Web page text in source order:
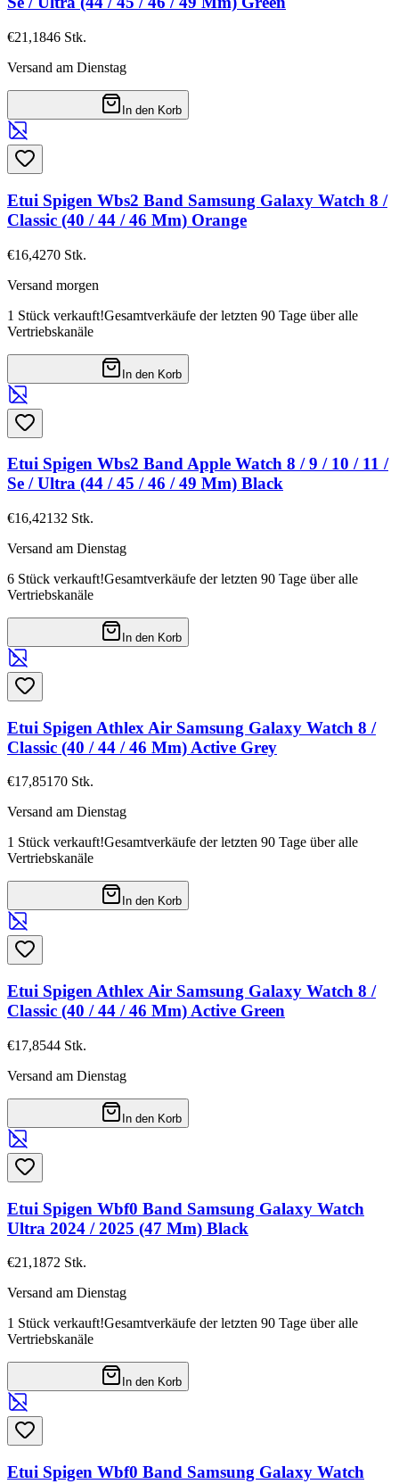
€21,1846 Stk.
Versand am Dienstag
In den Korb
Etui Spigen Wbs2 Band Samsung Galaxy Watch 8 /
Classic (40 / 44 / 46 Mm) Orange
€16,4270 Stk.
Versand morgen
1 Stück verkauft!Gesamtverkäufe der letzten 90 Tage über alle
Vertriebskanäle
In den Korb
Etui Spigen Wbs2 Band Apple Watch 8 / 9 / 10 / 11 /
Se / Ultra (44 / 45 / 46 / 49 Mm) Black
€16,42132 Stk.
Versand am Dienstag
6 Stück verkauft!Gesamtverkäufe der letzten 90 Tage über alle
Vertriebskanäle
In den Korb
Etui Spigen Athlex Air Samsung Galaxy Watch 8 /
Classic (40 / 44 / 46 Mm) Active Grey
€17,85170 Stk.
Versand am Dienstag
1 Stück verkauft!Gesamtverkäufe der letzten 90 Tage über alle
Vertriebskanäle
In den Korb
Etui Spigen Athlex Air Samsung Galaxy Watch 8 /
Classic (40 / 44 / 46 Mm) Active Green
€17,8544 Stk.
Versand am Dienstag
In den Korb
Etui Spigen Wbf0 Band Samsung Galaxy Watch
Ultra 2024 / 2025 (47 Mm) Black
€21,1872 Stk.
Versand am Dienstag
1 Stück verkauft!Gesamtverkäufe der letzten 90 Tage über alle
Vertriebskanäle
In den Korb
Etui Spigen Wbf0 Band Samsung Galaxy Watch